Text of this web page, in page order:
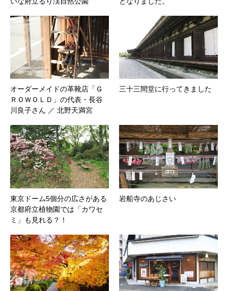
オーダーメイドの革靴店「Ｇ
ＲＯＷＯＬＤ」の代表・長谷
川良子さん ／ 北野天満宮
三十三間堂に行ってきました
東京ドーム5個分の広さがある
京都府立植物園では「カワセ
ミ」も見れる？！
岩船寺のあじさい